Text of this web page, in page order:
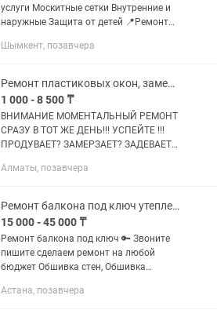
услуги Москитные сетки Внутренние и
наружные Защита от детей 📍Ремонт
Замена стеклопакетов 📍Установка и
Шымкент, позавчера
Ремонт пластиковых окон, замена фурнитуры,замена резины, замена стеклопакет
1 000 - 8 500 ₸
ВНИМАНИЕ МОМЕНТАЛЬНЫЙ РЕМОНТ
СРАЗУ В ТОТ ЖЕ ДЕНЬ!!! УСПЕЙТЕ !!!
ПРОДУВАЕТ? ЗАМЕРЗАЕТ? ЗАДЕВАЕТ?
НАМ .Решаем любые проблемы . -
Замена...
Алматы, позавчера
Ремонт балкона под ключ утепления обшивка гарантия
15 000 - 45 000 ₸
Ремонт балкона под ключ 🔑 Звоните
пишите сделаем ремонт на любой
бюджет Обшивка стен, Обшивка
пол электрический, Теплый пол от
Астана, позавчера